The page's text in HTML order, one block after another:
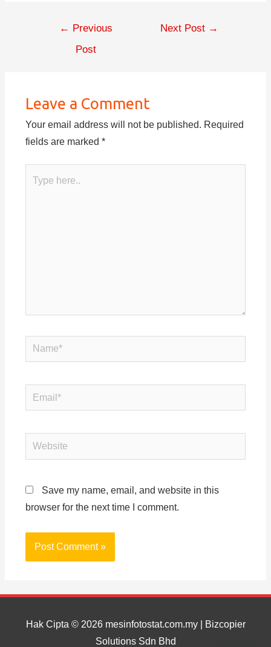
← Previous
Post
Next Post →
Leave a Comment
Your email address will not be published. Required
fields are marked *
Save my name, email, and website in this
browser for the next time I comment.
Hak Cipta © 2026 mesinfotostat.com.my| Bizcopier
Solutions Sdn Bhd